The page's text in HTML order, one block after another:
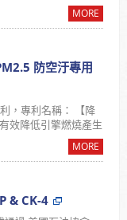
MORE
防空汙專用
，專利名稱： 【降
效降低引擎燃燒產生
MORE
& CK-4